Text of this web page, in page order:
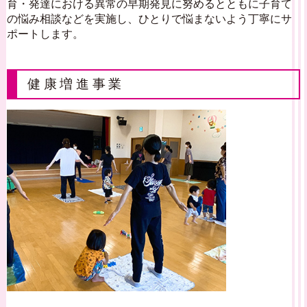
育・発達における異常の早期発見に努めるとともに子育て
の悩み相談などを実施し、ひとりで悩まないよう丁寧にサ
ポートします。
健康増進事業